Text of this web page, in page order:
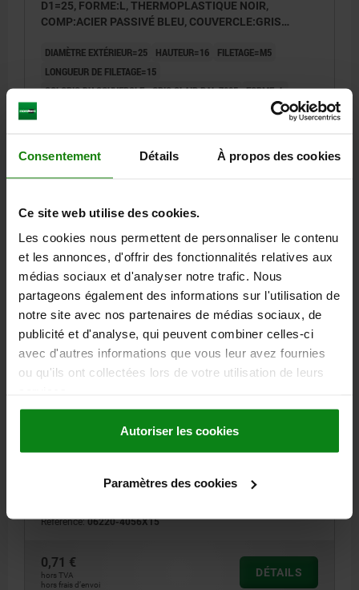
Consentement Détails À propos des cookies
Ce site web utilise des cookies.
Les cookies nous permettent de personnaliser le contenu
et les annonces, d'offrir des fonctionnalités relatives aux
médias sociaux et d'analyser notre trafic. Nous
partageons également des informations sur l'utilisation de
notre site avec nos partenaires de médias sociaux, de
publicité et d'analyse, qui peuvent combiner celles-ci
avec d'autres informations que vous leur avez fournies
ou qu'ils ont collectées lors de votre utilisation de leurs
Autoriser les cookies
Paramètres des cookies
D1=25, FORME:L, THERMOPLASTIQUE NOIR,
COMP:ACIER PASSIVÉ BLEU, COUVERCLE:GRIS
DIAMÈTRE EXTÉRIEUR=25 HAUTEUR=16
FILETAGE=M5
LONGUEUR DE FILETAGE=15
COLORIS DU COUVERCLE =GRIS CLAIR RAL 7035 FORME=L
06220 L
BOUTON ÉTOILE SIMILAIRES À DIN6336 D=M05X15,
COMP:ACIER PASSIVÉ BLEU, COUVERCLE:ROUGE
COLORIS DU COUVERCLE =ROUGE TRAFFIC RAL 3020
Référence:06220-4056X15
0,71 €
hors TVA
hors frais d’envoi
DÉTAILS